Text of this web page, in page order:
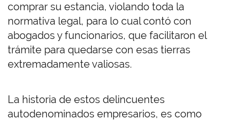
comprar su estancia, violando toda la
normativa legal, para lo cual contó con
abogados y funcionarios, que facilitaron el
trámite para quedarse con esas tierras
extremadamente valiosas.
La historia de estos delincuentes
autodenominados empresarios, es como